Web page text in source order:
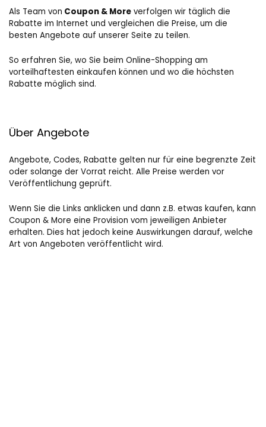
Als Team von Coupon & More verfolgen wir täglich die
Rabatte im Internet und vergleichen die Preise, um die
besten Angebote auf unserer Seite zu teilen.
So erfahren Sie, wo Sie beim Online-Shopping am
vorteilhaftesten einkaufen können und wo die höchsten
Rabatte möglich sind.
Über Angebote
Angebote, Codes, Rabatte gelten nur für eine begrenzte Zeit
oder solange der Vorrat reicht. Alle Preise werden vor
Veröffentlichung geprüft.
Wenn Sie die Links anklicken und dann z.B. etwas kaufen, kann
Coupon & More eine Provision vom jeweiligen Anbieter
erhalten. Dies hat jedoch keine Auswirkungen darauf, welche
Art von Angeboten veröffentlicht wird.